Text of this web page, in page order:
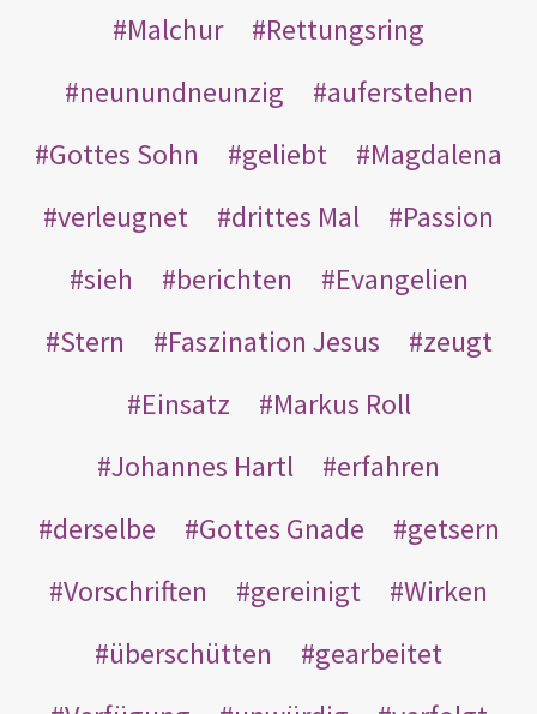
Malchur
Rettungsring
neunundneunzig
auferstehen
Gottes Sohn
geliebt
Magdalena
verleugnet
drittes Mal
Passion
sieh
berichten
Evangelien
Stern
Faszination Jesus
zeugt
Einsatz
Markus Roll
Johannes Hartl
erfahren
derselbe
Gottes Gnade
getsern
Vorschriften
gereinigt
Wirken
überschütten
gearbeitet